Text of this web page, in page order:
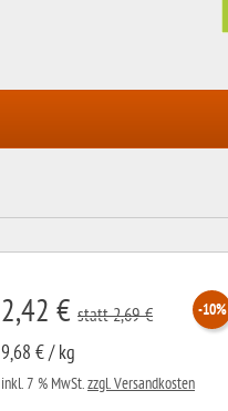
2,42 € -10%
statt 2,69 €
9,68 € / kg
inkl. 7 % MwSt.zzgl. Versandkosten